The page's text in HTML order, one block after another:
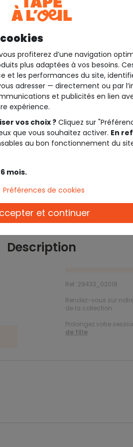
Description
Ref. 29433_02018
Rendez-vous sur
de la collection.
Prolongez votre
de fille.
profiterez d’une navigation
plus adaptées à vos besoins.
et les performances du site,
adresser — directement ou par
et publicités en lien
expérience.
vos choix ? Cliquez sur
que vous souhaitez activer. En
au bon fonctionnement du
mois.
Préférences de cookies
et continuer